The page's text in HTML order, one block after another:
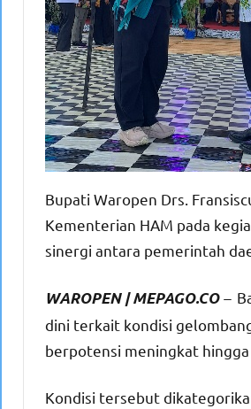
Bupati Waropen Drs.
Kementerian HAM pada
sinergi antara pemerintah
WAROPEN | MEPAGO.CO–
dini terkait kondisi
berpotensi meningkat
Kondisi tersebut